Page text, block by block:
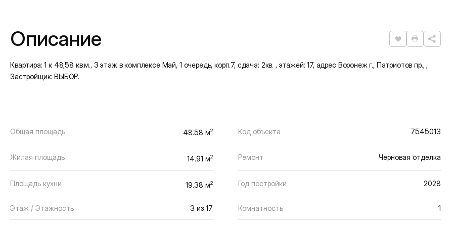
Описание Нравится
Квартира: 1 к 48,58 кв.м., 3 этаж в комплексе Май, 1 очередь, корп.7, сдача: 2кв. , этажей: 17, адрес Воронеж г., Патриотов пр., ,
Застройщик: ВЫБОР.
Общая площадь 48.58 м2 Код объекта 7545013
Жилая площадь 14.91 м2 Ремонт Черновая отделка
Площадь кухни 19.38 м2 Год постройки 2028
Этаж / Этажность 3 из 17 Комнатность 1